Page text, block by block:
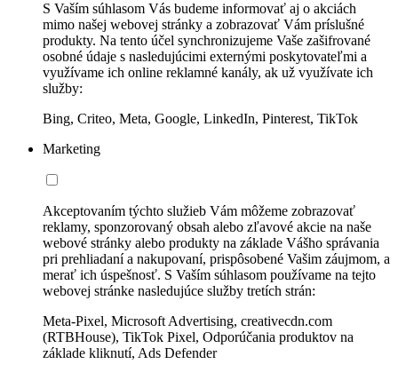
S Vaším súhlasom Vás budeme informovať aj o akciách
mimo našej webovej stránky a zobrazovať Vám príslušné
produkty. Na tento účel synchronizujeme Vaše zašifrované
osobné údaje s nasledujúcimi externými poskytovateľmi a
využívame ich online reklamné kanály, ak už využívate ich
služby:
Bing, Criteo, Meta, Google, LinkedIn, Pinterest, TikTok
Marketing
Akceptovaním týchto služieb Vám môžeme zobrazovať
reklamy, sponzorovaný obsah alebo zľavové akcie na naše
webové stránky alebo produkty na základe Vášho správania
pri prehliadaní a nakupovaní, prispôsobené Vašim záujmom, a
merať ich úspešnosť. S Vaším súhlasom používame na tejto
webovej stránke nasledujúce služby tretích strán:
Meta-Pixel, Microsoft Advertising, creativecdn.com
(RTBHouse), TikTok Pixel, Odporúčania produktov na
základe kliknutí, Ads Defender